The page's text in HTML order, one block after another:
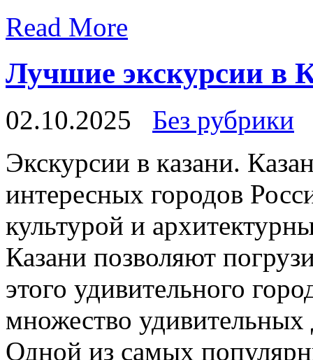
Read More
Лучшие экскурсии в
02.10.2025
Без рубрики
Экскурсии в кaзaни.
интересных городов
культурой и
Казани позволяют
этого удивительного
множество удивительных
Одной из самых